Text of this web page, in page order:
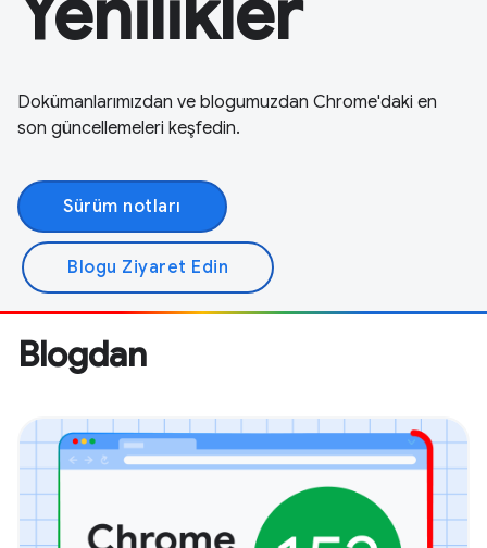
Dokümanlarımızdan ve blogumuzdan Chrome'daki en
son güncellemeleri keşfedin.
Sürüm notları
Blogu Ziyaret Edin
Blogdan